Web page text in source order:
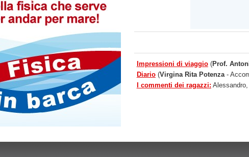
Impressioni di viaggio (Prof.
Diario(Virgina Rita Potenza-
I commenti dei ragazzi: